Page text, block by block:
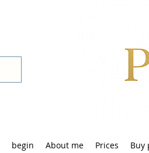
begin About me Prices Buy